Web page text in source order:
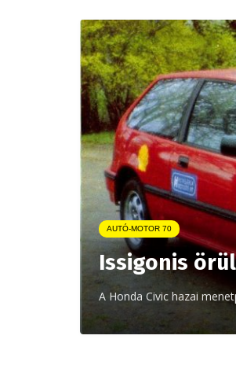
AUTÓ-MOTOR 70
Issigonis
A Honda Civic hazai